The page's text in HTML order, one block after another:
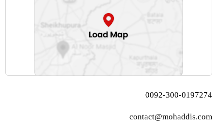
0092-300-0197274
contact@mohaddis.com